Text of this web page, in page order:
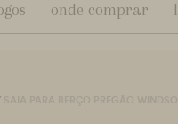
onde comprar